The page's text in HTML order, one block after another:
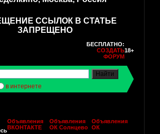
ССЫЛОК В СТАТЬЕ
ЗАПРЕЩЕНО
БЕСПЛАТНО:
СОЗДАТЬ
ФОРУМ
18+
в интернете
Объявления
ВКОНТАКТЕ
Объявления
ОК Солнцево
Объявления
ОК